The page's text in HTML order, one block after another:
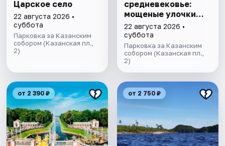
Царское село
22 августа 2026 •
суббота
Парковка за Казанским
собором (Казанская пл.,
2)
средневековье:
мощеные улочки
старого города,
рецепт
Выборгского
кренделя и легенды
парка Монрепо.
22 августа 2026 •
суббота
Парковка за Казанским
собором (Казанская пл.,
2)
от 2 390 ₽ от 2 750 ₽